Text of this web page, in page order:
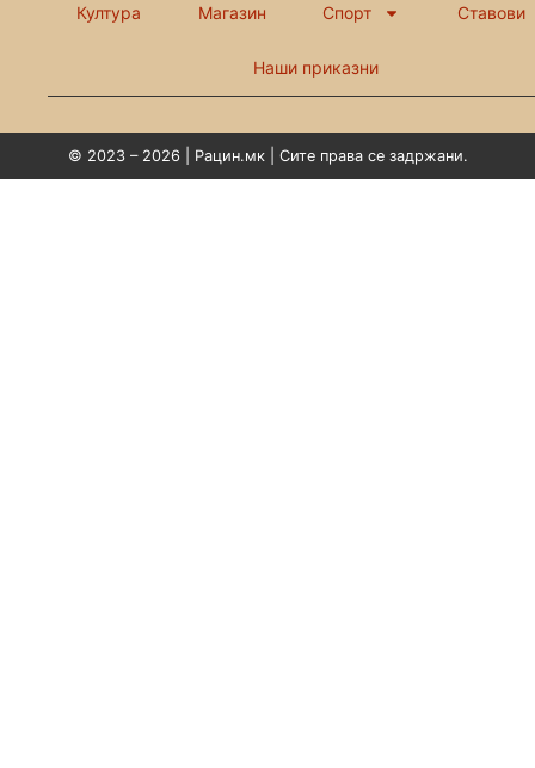
Култура Магазин Спорт Ставови
Наши приказни
© 2023 – 2026 | Рацин.мк | Сите права се задржани.